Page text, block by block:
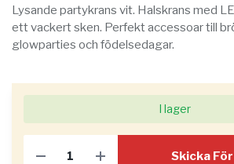
Lysande partykrans vit. Halskrans med
ett vackert sken. Perfekt accessoar till
glowparties och födelsedagar.
I lager
Skicka